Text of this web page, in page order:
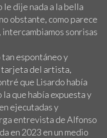
le dije nada a la bella
obstante, como parece
intercambiamos sonrisas
tan espontáneo y
tarjeta del artista,
que Lisardo había
la que había expuesta y
ejecutadas y
entrevista de Alfonso
en 2023 en un medio